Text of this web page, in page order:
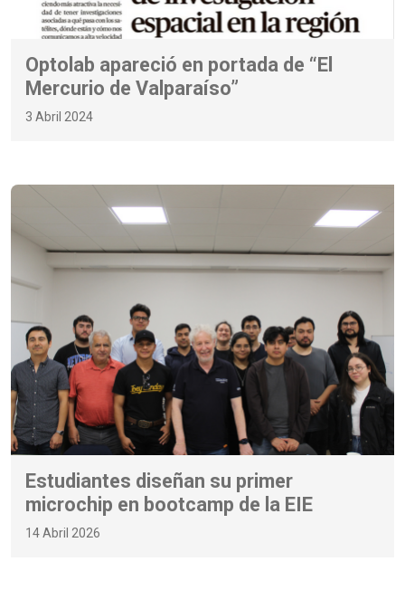
Optolab apareció en portada de “El
Mercurio de Valparaíso”
3 Abril 2024
Estudiantes diseñan su primer
microchip en bootcamp de la EIE
14 Abril 2026